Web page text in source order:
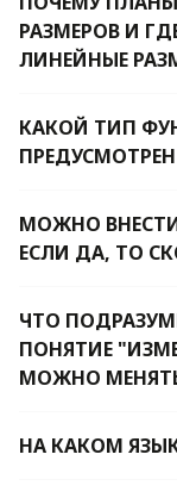
РАЗМЕРОВ И
ЛИНЕЙНЫЕ
КАКОЙ ТИП
ПРЕДУСМОТРЕН
МОЖНО
ЕСЛИ ДА, ТО
ЧТО
ПОНЯТИЕ
МОЖНО
НА КАКОМ